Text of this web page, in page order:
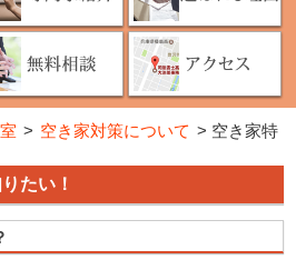
> 空き家対策について > 空き家特
たい！